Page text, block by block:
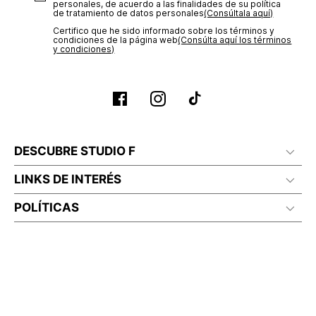
personales, de acuerdo a las finalidades de su política
de tratamiento de datos personales‎(Consúltala aquí)
Certifico que he sido informado sobre los términos y
condiciones de la página web‎(Consúlta aquí los términos
y condiciones)
DESCUBRE STUDIO F
LINKS DE INTERÉS
POLÍTICAS